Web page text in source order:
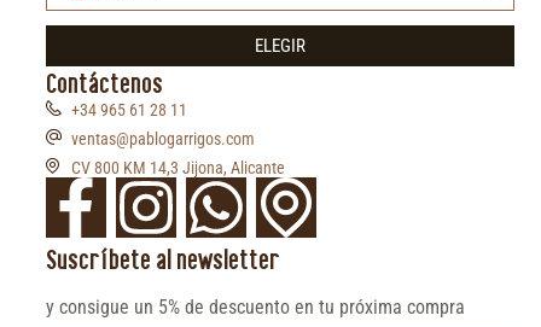
ELEGIR
Contáctenos
+34 965 61 28 11
ventas@pablogarrigos.com
CV 800 KM 14,3 Jijona, Alicante
Suscríbete al newsletter
y consigue un 5% de descuento en tu próxima compra